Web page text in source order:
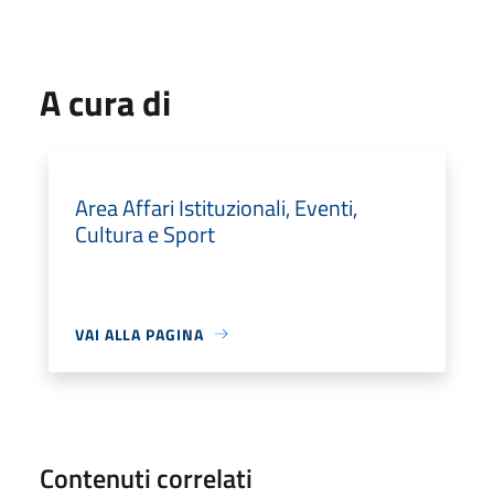
A cura di
Area Affari Istituzionali, Eventi,
Cultura e Sport
VAI ALLA PAGINA
Contenuti correlati